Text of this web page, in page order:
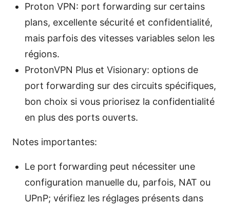
Proton VPN: port forwarding sur certains
plans, excellente sécurité et confidentialité,
mais parfois des vitesses variables selon les
régions.
ProtonVPN Plus et Visionary: options de
port forwarding sur des circuits spécifiques,
bon choix si vous priorisez la confidentialité
en plus des ports ouverts.
Notes importantes:
Le port forwarding peut nécessiter une
configuration manuelle du, parfois, NAT ou
UPnP; vérifiez les réglages présents dans